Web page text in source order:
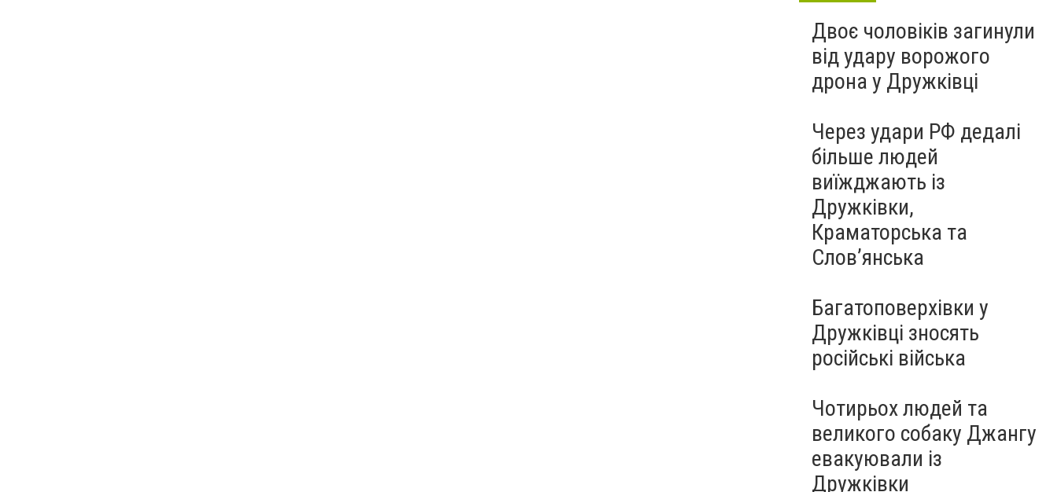
Двоє чоловіків загинули
від удару ворожого
дрона у Дружківці
Через удари РФ дедалі
більше людей
виїжджають із
Дружківки,
Краматорська та
Слов’янська
Багатоповерхівки у
Дружківці зносять
російські війська
Чотирьох людей та
великого собаку Джангу
евакуювали із
Дружківки